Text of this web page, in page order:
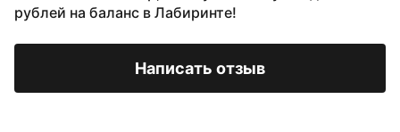
рублей на баланс в Лабиринте!
Написать отзыв